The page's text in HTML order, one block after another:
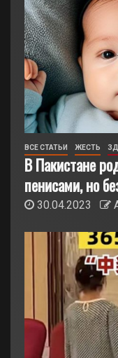
ВСЕ СТАТЬИ ЖЕСТЬ
В Пакистане
пенисами, но
30.04.2023